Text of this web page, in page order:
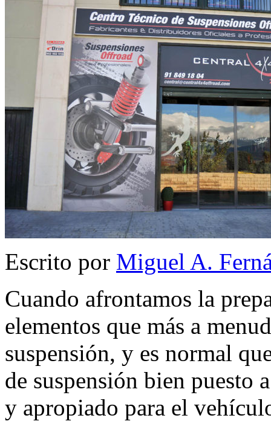
Escrito por Miguel A.
Cuando afrontamos la
elementos que más a
suspensión, y es normal
de suspensión bien puesto
y apropiado para el